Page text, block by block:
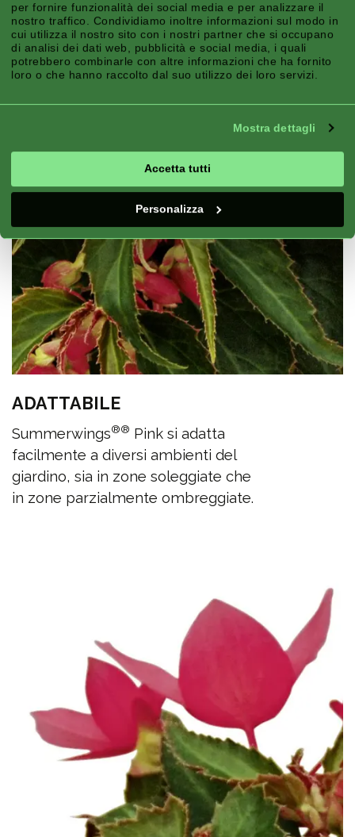
per fornire funzionalità dei social media e per analizzare il
nostro traffico. Condividiamo inoltre informazioni sul modo in
cui utilizza il nostro sito con i nostri partner che si occupano
di analisi dei dati web, pubblicità e social media, i quali
potrebbero combinarle con altre informazioni che ha fornito
loro o che hanno raccolto dal suo utilizzo dei loro servizi.
Mostra dettagli
Accetta tutti
Personalizza
ADATTABILE
Summerwings®® Pink si adatta
facilmente a diversi ambienti del
giardino, sia in zone soleggiate che
in zone parzialmente ombreggiate.